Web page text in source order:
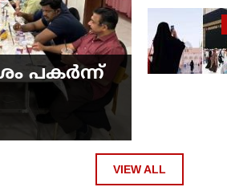
പകർന്ന്
VIEW ALL